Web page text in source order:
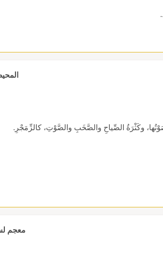
وكَثْرَةُ الصِّياحِ والصَّخَبِ والصَّوْتِ، كالزِّمَجْرِ.
معجم